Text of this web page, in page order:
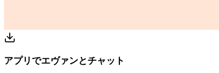
アプリでエヴァンとチャット